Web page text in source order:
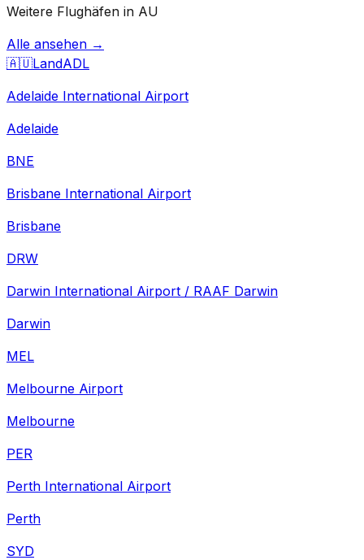
Weitere Flughäfen in AU
Alle ansehen →
🇦🇺LandADL
Adelaide International Airport
Adelaide
BNE
Brisbane International Airport
Brisbane
DRW
Darwin International Airport / RAAF Darwin
Darwin
MEL
Melbourne Airport
Melbourne
PER
Perth International Airport
Perth
SYD